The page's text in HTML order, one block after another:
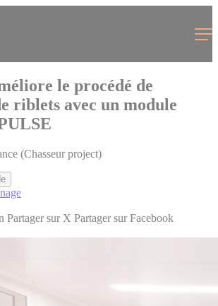
le procédé de
riblets avec un module
(Chasseur project)
Partager sur X Partager sur Facebook